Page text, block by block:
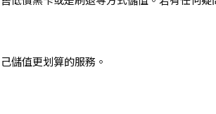
儲值更划算的服務。